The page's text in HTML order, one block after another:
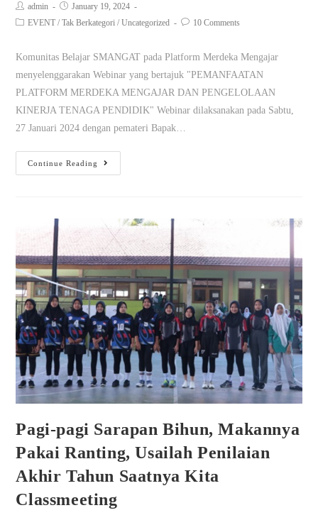
admin
January 19, 2024
EVENT / Tak Berkategori / Uncategorized 10 Comments
Komunitas Belajar SMANGAT pada Platform Merdeka Mengajar
menyelenggarakan Webinar yang bertajuk "PEMANFAATAN
PLATFORM MERDEKA MENGAJAR DAN PENGELOLAAN
KINERJA TENAGA PENDIDIK" Webinar dilaksanakan pada Sabtu,
27 Januari 2024 dengan pemateri Bapak…
Continue Reading
Pagi-pagi Sarapan Bihun, Makannya
Pakai Ranting, Usailah Penilaian
Akhir Tahun Saatnya Kita
Classmeeting